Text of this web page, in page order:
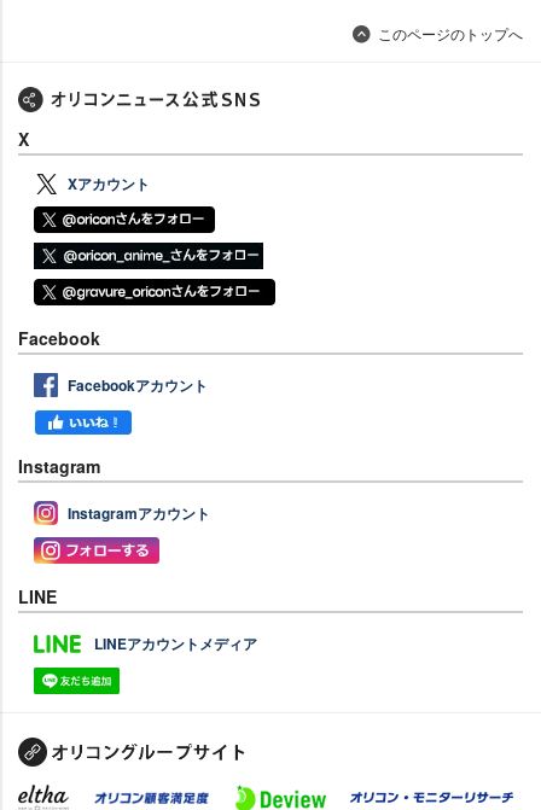
このページのトップへ
X
Xアカウント
Facebook
Facebookアカウント
Instagram
Instagramアカウント
LINE
LINEアカウントメディア